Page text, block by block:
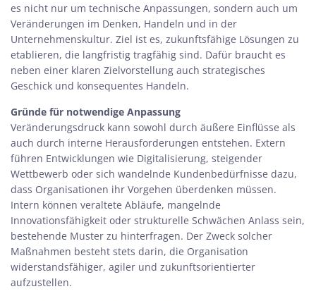
es nicht nur um technische Anpassungen, sondern auch um
Veränderungen im Denken, Handeln und in der
Unternehmenskultur. Ziel ist es, zukunftsfähige Lösungen zu
etablieren, die langfristig tragfähig sind. Dafür braucht es
neben einer klaren Zielvorstellung auch strategisches
Geschick und konsequentes Handeln.
Gründe für notwendige Anpassung
Veränderungsdruck kann sowohl durch äußere Einflüsse als
auch durch interne Herausforderungen entstehen. Extern
führen Entwicklungen wie Digitalisierung, steigender
Wettbewerb oder sich wandelnde Kundenbedürfnisse dazu,
dass Organisationen ihr Vorgehen überdenken müssen.
Intern können veraltete Abläufe, mangelnde
Innovationsfähigkeit oder strukturelle Schwächen Anlass sein,
bestehende Muster zu hinterfragen. Der Zweck solcher
Maßnahmen besteht stets darin, die Organisation
widerstandsfähiger, agiler und zukunftsorientierter
aufzustellen.